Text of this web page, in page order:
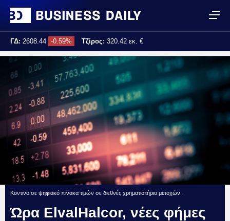
ΓΔ: 2608.44 -0.59% Τζίρος: 320.42 εκ. €
Τελ. ενημέρωση: 17:25:02
Κοντινό σε ψηφιακό πίνακα τιμών σε διεθνές χρηματιστήριο μετοχών.
Ώρα ElvalHalcor, νέες φήμες